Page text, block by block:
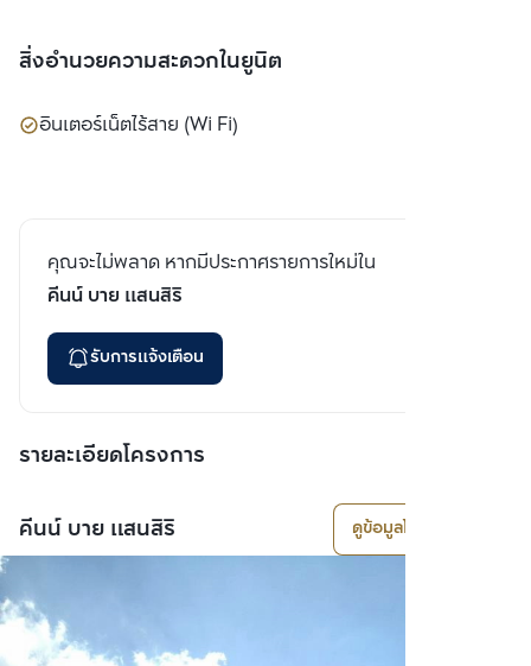
สิ่งอำนวยความสะดวกในยูนิต
อินเตอร์เน็ตไร้สาย (Wi Fi)
คุณจะไม่พลาด หากมีประกาศรายการใหม่ใน
คีนน์ บาย แสนสิริ
รับการแจ้งเตือน
รายละเอียดโครงการ
คีนน์ บาย แสนสิริ ดูข้อมูลโครงการ